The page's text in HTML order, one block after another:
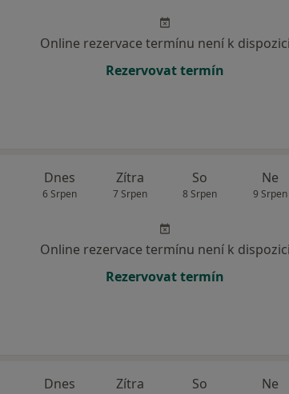
Online rezervace termínu není k dispozici
Rezervovat termín
Dnes
6 Srpen
Zítra
7 Srpen
So
8 Srpen
Ne
9 Srpen
Online rezervace termínu není k dispozici
Rezervovat termín
Dnes Zítra So Ne